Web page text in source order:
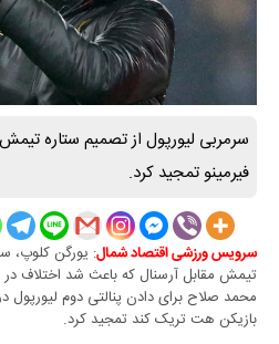
سرمربی لیورپول از تصمیم ستاره تیمش
فیرمینو تمجید کرد.
سرویس ورزشی اقتصاد شمال
محمد صلاح برای دادن پنالتی دوم لیورپول
بازیکن هت تریک کند تمجید کرد.